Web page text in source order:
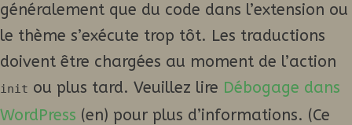
généralement que du code dans l’extension ou
le thème s’exécute trop tôt. Les traductions
doivent être chargées au moment de l’action
init ou plus tard. Veuillez lire Débogage dans
WordPress (en) pour plus d’informations. (Ce